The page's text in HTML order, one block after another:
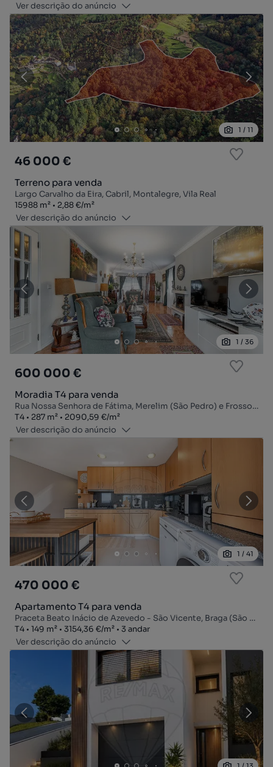
Ver descrição do anúncio
1 / 11
46 000 €
Terreno para venda
Largo Carvalho da Eira, Cabril, Montalegre, Vila Real
Zona
15988 m²
Preço por metro quadrado
2,88 €/m²
Ver descrição do anúncio
1 / 36
600 000 €
Moradia T4 para venda
Rua Nossa Senhora de Fátima, Merelim (São Pedro) e Frossos, Braga, Braga
Tipologia
T4
Zona287 m²
Preço por metro quadrado
2090,59 €/m²
Ver descrição do anúncio
1 / 41
470 000 €
Apartamento T4 para venda
Praceta Beato Inácio de Azevedo - São Vicente, Braga (São Vicente), Braga, Braga
Tipologia
T4
Zona149 m²
Preço por metro quadrado
3154,36 €/m²
Andar
3 andar
Ver descrição do anúncio